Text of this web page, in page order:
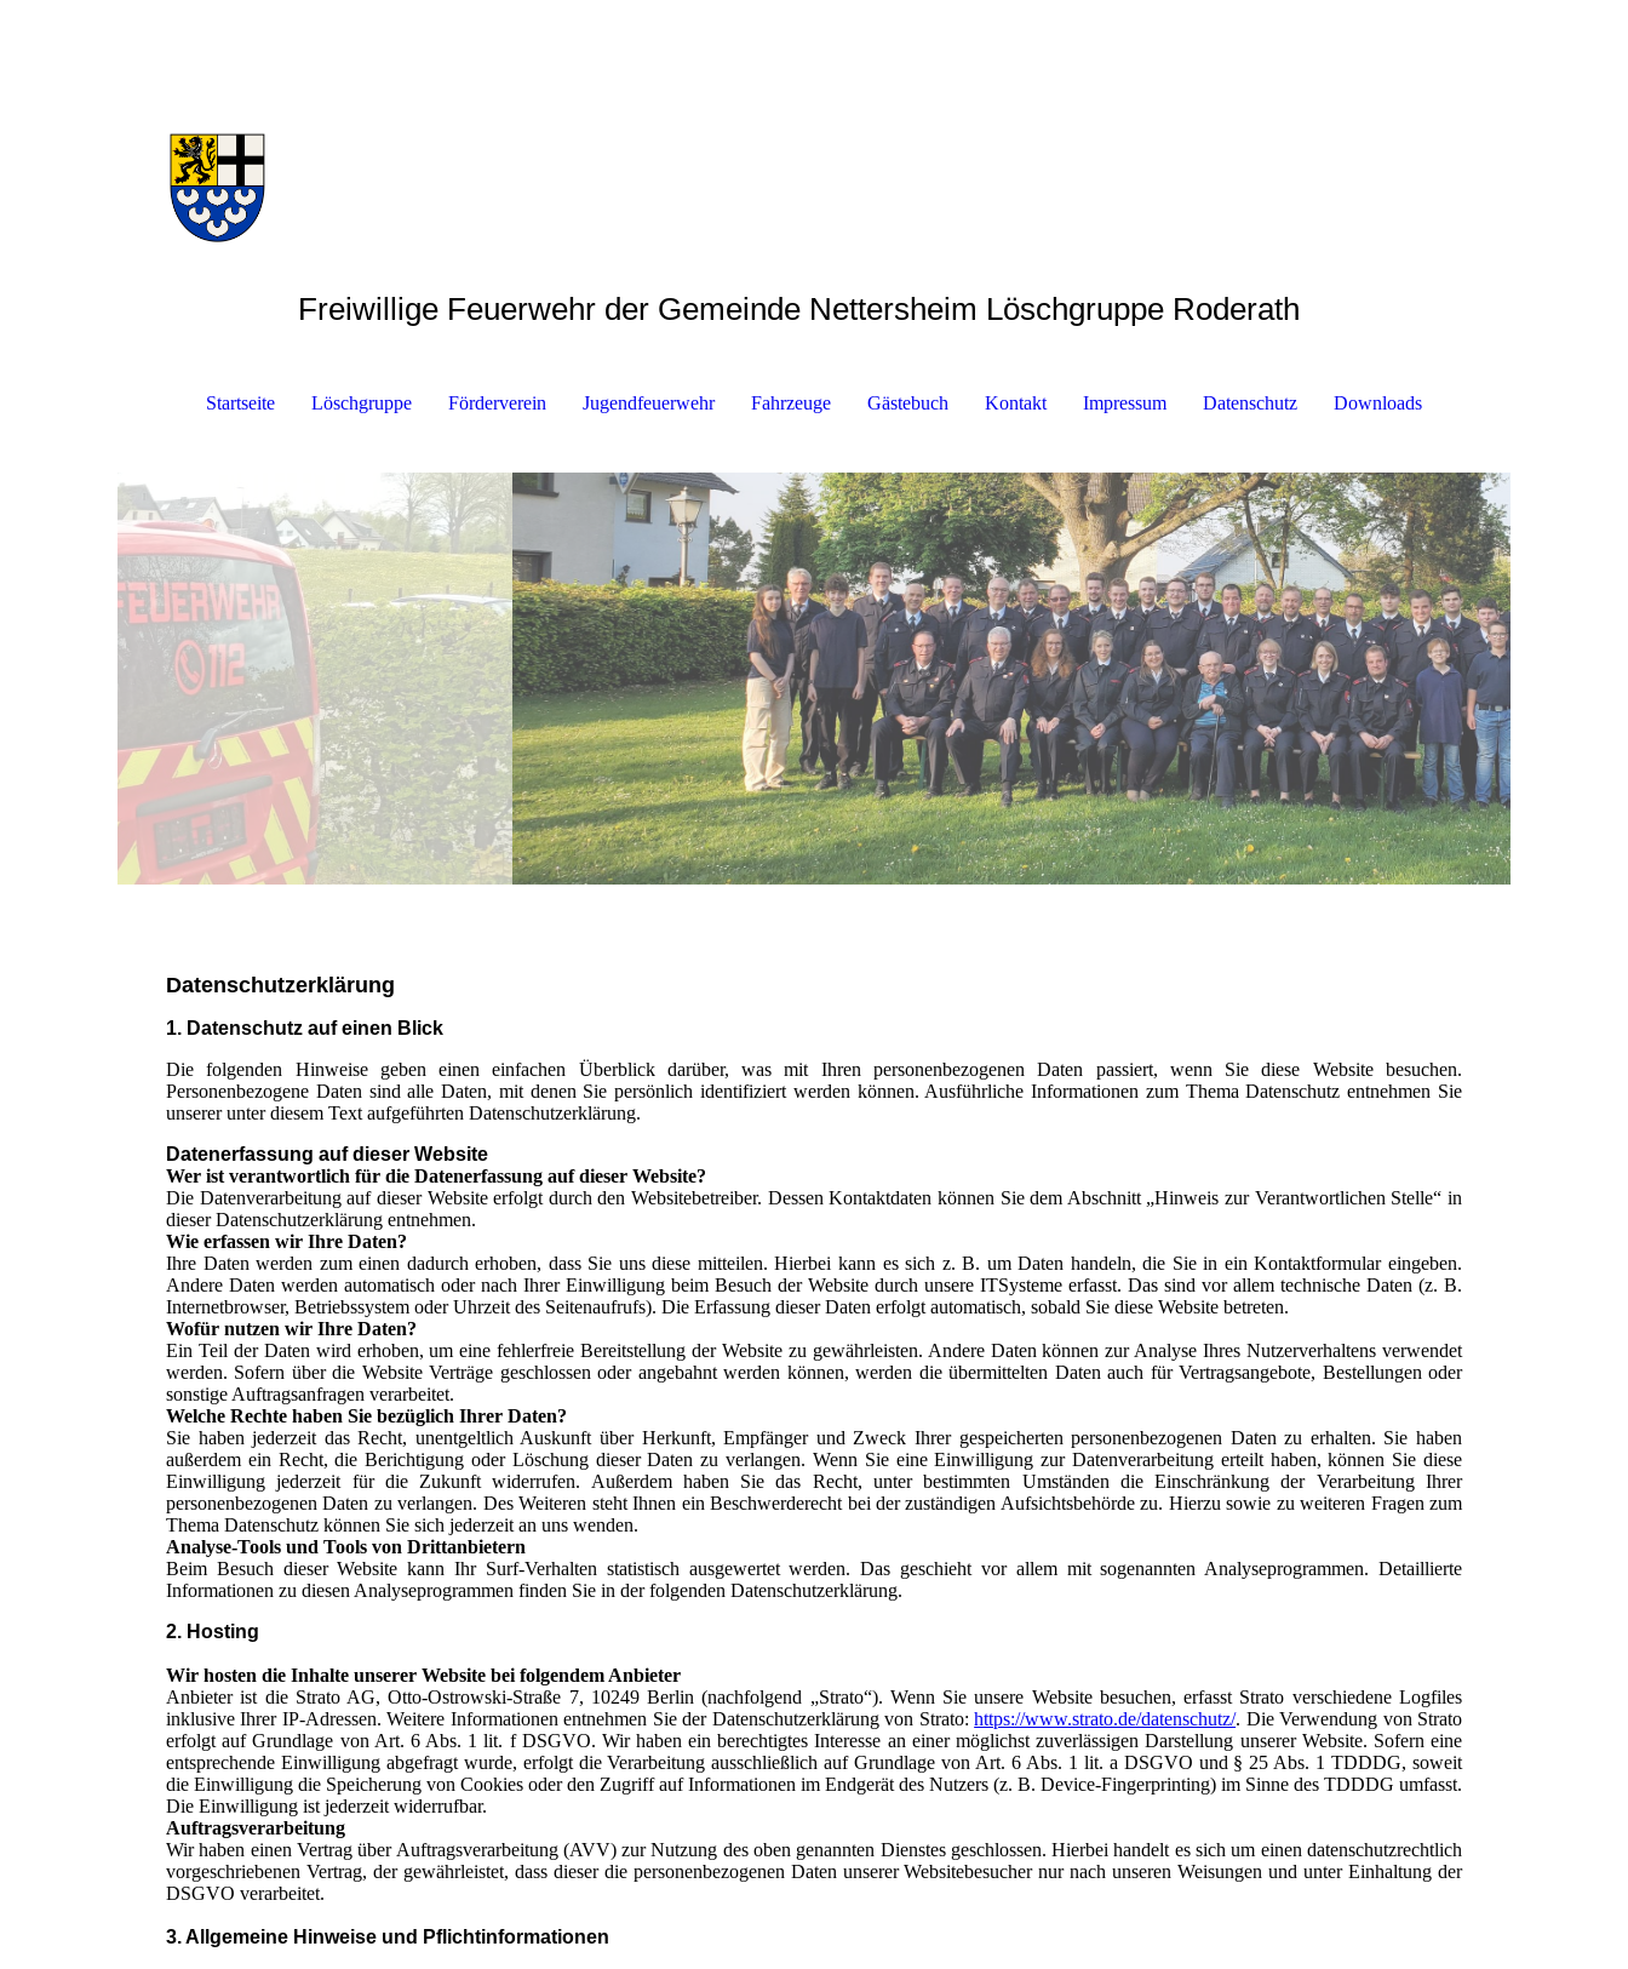
Freiwillige Feuerwehr der Gemeinde Nettersheim Löschgruppe Roderath
Startseite Löschgruppe Förderverein Jugendfeuerwehr Fahrzeuge Gästebuch Kontakt Impressum Datenschutz Downloads
Datenschutzerklärung
1. Datenschutz auf einen Blick
Die folgenden Hinweise geben einen einfachen Überblick darüber, was mit Ihren personenbezogenen Daten passiert, wenn Sie diese Website besuchen.
Personenbezogene Daten sind alle Daten, mit denen Sie persönlich identifiziert werden können. Ausführliche Informationen zum Thema Datenschutz entnehmen Sie
unserer unter diesem Text aufgeführten Datenschutzerklärung.
Datenerfassung auf dieser Website
Wer ist verantwortlich für die Datenerfassung auf dieser Website?
Die Datenverarbeitung auf dieser Website erfolgt durch den Websitebetreiber. Dessen Kontaktdaten können Sie dem Abschnitt „Hinweis zur Verantwortlichen Stelle“ in
dieser Datenschutzerklärung entnehmen.
Wie erfassen wir Ihre Daten?
Ihre Daten werden zum einen dadurch erhoben, dass Sie uns diese mitteilen. Hierbei kann es sich z. B. um Daten handeln, die Sie in ein Kontaktformular eingeben.
Andere Daten werden automatisch oder nach Ihrer Einwilligung beim Besuch der Website durch unsere ITSysteme erfasst. Das sind vor allem technische Daten (z. B.
Internetbrowser, Betriebssystem oder Uhrzeit des Seitenaufrufs). Die Erfassung dieser Daten erfolgt automatisch, sobald Sie diese Website betreten.
Wofür nutzen wir Ihre Daten?
Ein Teil der Daten wird erhoben, um eine fehlerfreie Bereitstellung der Website zu gewährleisten. Andere Daten können zur Analyse Ihres Nutzerverhaltens verwendet
werden. Sofern über die Website Verträge geschlossen oder angebahnt werden können, werden die übermittelten Daten auch für Vertragsangebote, Bestellungen oder
sonstige Auftragsanfragen verarbeitet.
Welche Rechte haben Sie bezüglich Ihrer Daten?
Sie haben jederzeit das Recht, unentgeltlich Auskunft über Herkunft, Empfänger und Zweck Ihrer gespeicherten personenbezogenen Daten zu erhalten. Sie haben
außerdem ein Recht, die Berichtigung oder Löschung dieser Daten zu verlangen. Wenn Sie eine Einwilligung zur Datenverarbeitung erteilt haben, können Sie diese
Einwilligung jederzeit für die Zukunft widerrufen. Außerdem haben Sie das Recht, unter bestimmten Umständen die Einschränkung der Verarbeitung Ihrer
personenbezogenen Daten zu verlangen. Des Weiteren steht Ihnen ein Beschwerderecht bei der zuständigen Aufsichtsbehörde zu. Hierzu sowie zu weiteren Fragen zum
Thema Datenschutz können Sie sich jederzeit an uns wenden.
Analyse-Tools und Tools von Drittanbietern
Beim Besuch dieser Website kann Ihr Surf-Verhalten statistisch ausgewertet werden. Das geschieht vor allem mit sogenannten Analyseprogrammen. Detaillierte
Informationen zu diesen Analyseprogrammen finden Sie in der folgenden Datenschutzerklärung.
2. Hosting
Wir hosten die Inhalte unserer Website bei folgendem Anbieter
Anbieter ist die Strato AG, Otto-Ostrowski-Straße 7, 10249 Berlin (nachfolgend „Strato“). Wenn Sie unsere Website besuchen, erfasst Strato verschiedene Logfiles
inklusive Ihrer IP-Adressen. Weitere Informationen entnehmen Sie der Datenschutzerklärung von Strato:https://www.strato.de/datenschutz/. Die Verwendung von Strato
erfolgt auf Grundlage von Art. 6 Abs. 1 lit. f DSGVO. Wir haben ein berechtigtes Interesse an einer möglichst zuverlässigen Darstellung unserer Website. Sofern eine
entsprechende Einwilligung abgefragt wurde, erfolgt die Verarbeitung ausschließlich auf Grundlage von Art. 6 Abs. 1 lit. a DSGVO und § 25 Abs. 1 TDDDG, soweit
die Einwilligung die Speicherung von Cookies oder den Zugriff auf Informationen im Endgerät des Nutzers (z. B. Device-Fingerprinting) im Sinne des TDDDG umfasst.
Die Einwilligung ist jederzeit widerrufbar.
Auftragsverarbeitung
Wir haben einen Vertrag über Auftragsverarbeitung (AVV) zur Nutzung des oben genannten Dienstes geschlossen. Hierbei handelt es sich um einen datenschutzrechtlich
vorgeschriebenen Vertrag, der gewährleistet, dass dieser die personenbezogenen Daten unserer Websitebesucher nur nach unseren Weisungen und unter Einhaltung der
DSGVO verarbeitet.
3. Allgemeine Hinweise und Pflichtinformationen